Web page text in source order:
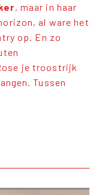
, maar in haar
al ware het
op. En zo
je troostrijk
Tussen